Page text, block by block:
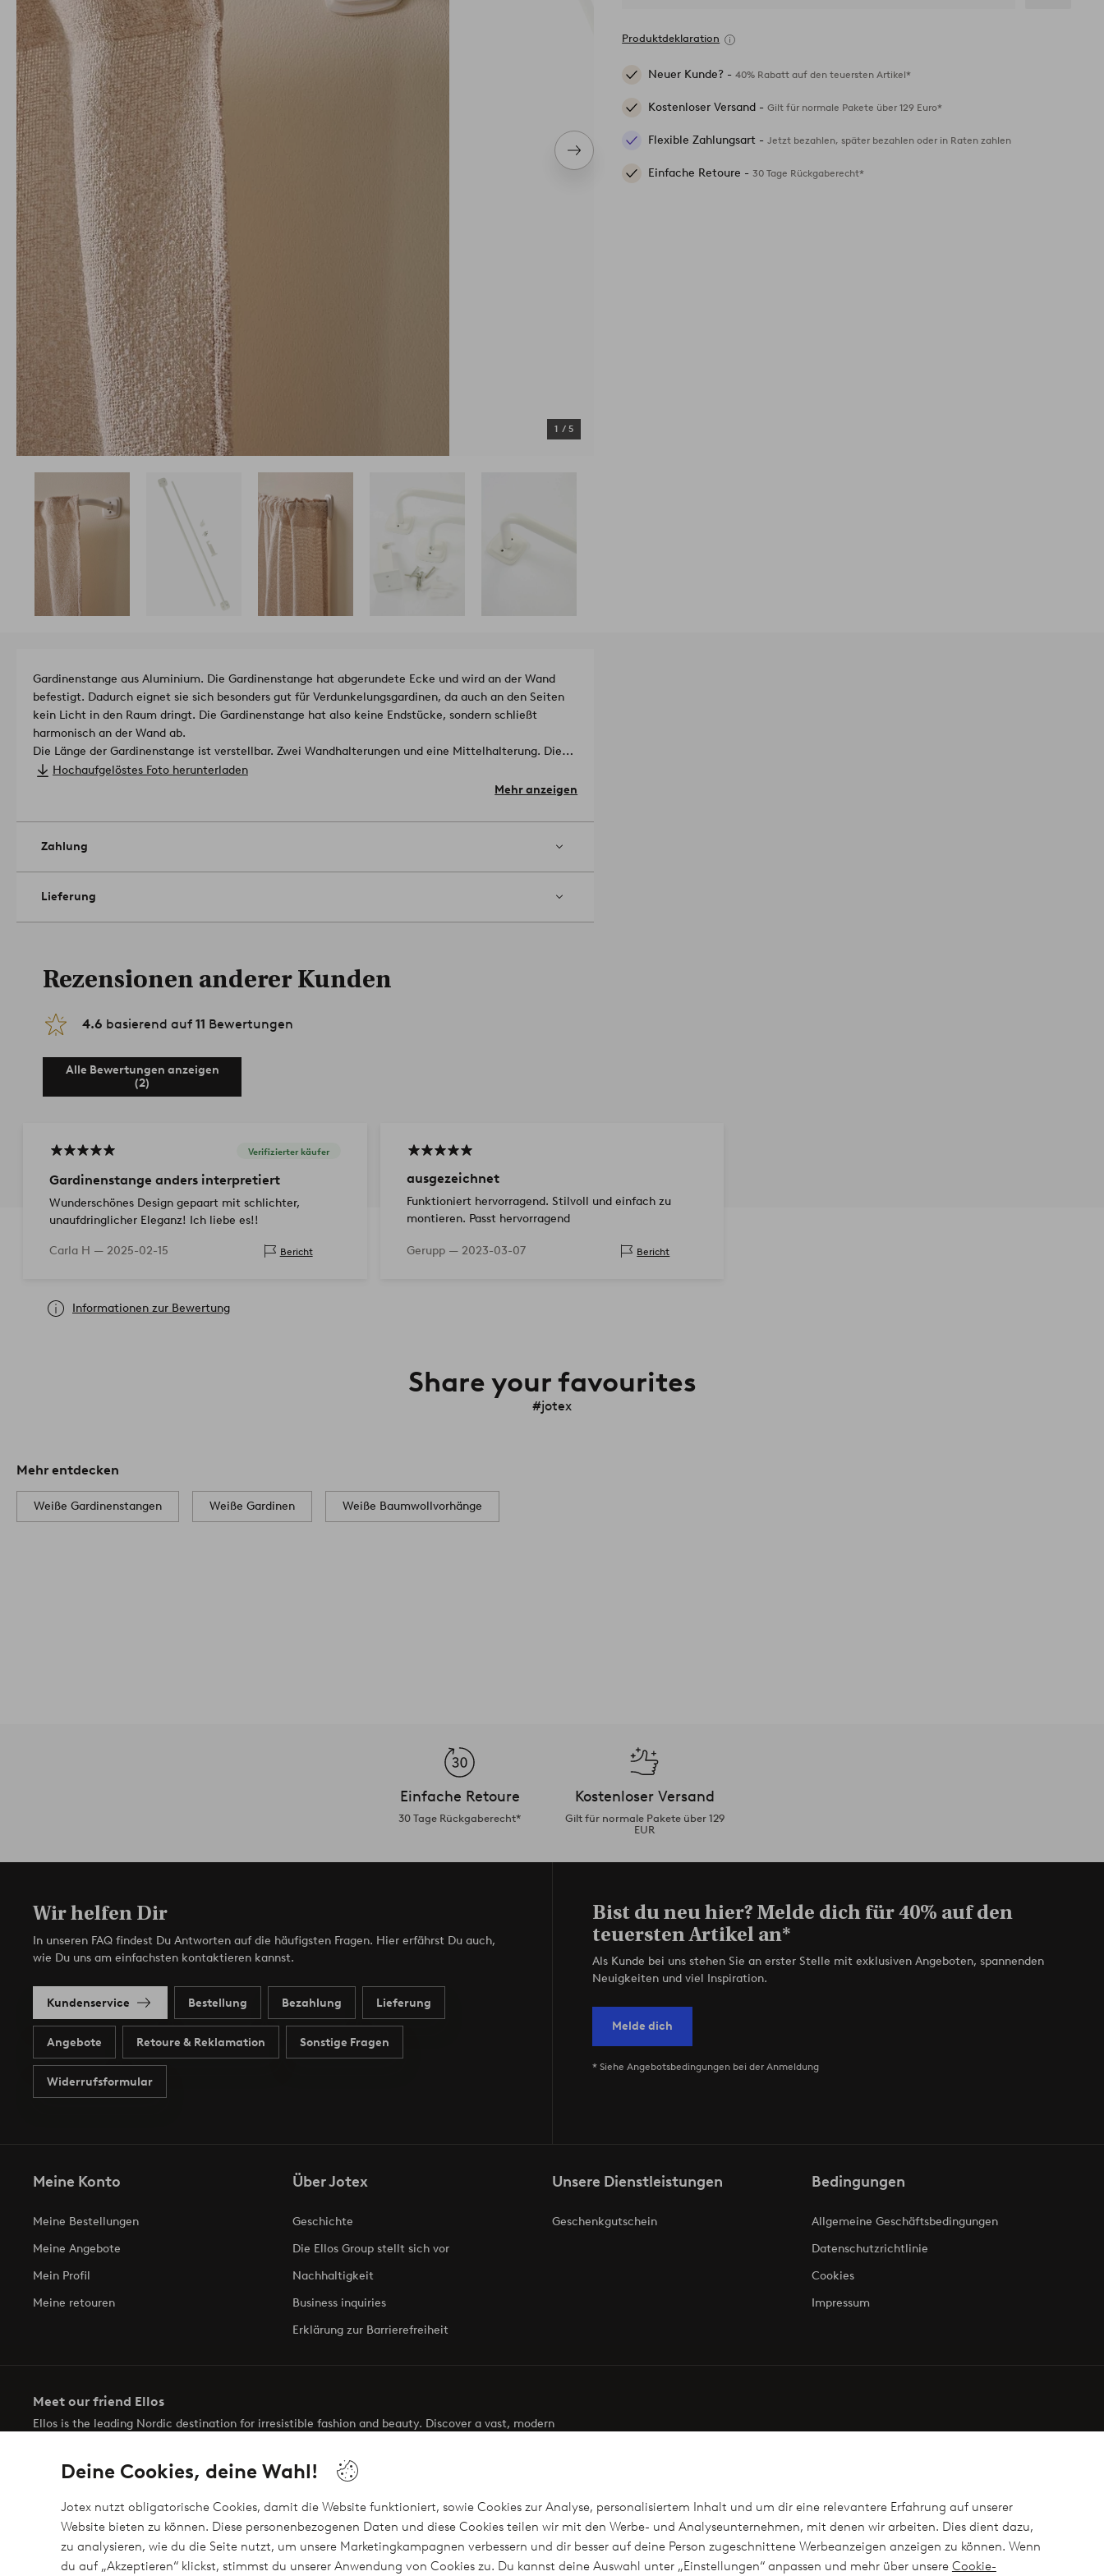
Deine Cookies, deine Wahl!
Jotex nutzt obligatorische Cookies, damit die Website funktioniert, sowie Cookies zur Analyse, personalisiertem Inhalt und um dir eine relevantere Erfahrung auf unserer
Website bieten zu können. Diese personenbezogenen Daten und diese Cookies teilen wir mit den Werbe- und Analyseunternehmen, mit denen wir arbeiten. Dies dient dazu,
zu analysieren, wie du die Seite nutzt, um unsere Marketingkampagnen verbessern und dir besser auf deine Person zugeschnittene Werbeanzeigen anzeigen zu können. Wenn
du auf „Akzeptieren“ klickst, stimmst du unserer Anwendung von Cookies zu. Du kannst deine Auswahl unter „Einstellungen“ anpassen und mehr über unsere Cookie-
Nächstes
Produkt
1 / 5
Produktdeklaration
Neuer Kunde? -40% Rabatt auf den teuersten Artikel*
Kostenloser Versand -Gilt für normale Pakete über 129 Euro*
Flexible Zahlungsart -Jetzt bezahlen, später bezahlen oder in Raten zahlen
Einfache Retoure -30 Tage Rückgaberecht*
Gardinenstange aus Aluminium. Die Gardinenstange hat abgerundete Ecke und wird an der Wand
befestigt. Dadurch eignet sie sich besonders gut für Verdunkelungsgardinen, da auch an den Seiten
kein Licht in den Raum dringt. Die Gardinenstange hat also keine Endstücke, sondern schließt
harmonisch an der Wand ab.
Die Länge der Gardinenstange ist verstellbar. Zwei Wandhalterungen und eine Mittelhalterung. Die
Mittelhalterung ist zur Stabilisierung der Gardinenstange erforderlich. Die Mittelhalterung ist aus
Belastbarkeit: 9 kg. Sie ist jedoch erster Linie abhängig von der Tragfähigkeit der Wand und von den
zur Montage verwendeten Schrauben.
Hochaufgelöstes Foto herunterladen
Mehr anzeigen
Zahlung
Lieferung
Rezensionen anderer Kunden
4.6 basierend auf 11 Bewertungen
Alle Bewertungen anzeigen
(2)
Verifizierter käufer
Gardinenstange anders interpretiert
Wunderschönes Design gepaart mit schlichter,
unaufdringlicher Eleganz! Ich liebe es!!
Carla H — 2025-02-15 Bericht
ausgezeichnet
Funktioniert hervorragend. Stilvoll und einfach zu
montieren. Passt hervorragend
Gerupp — 2023-03-07 Bericht
Informationen zur Bewertung
Share your favourites
#jotex
Mehr entdecken
Weiße Gardinenstangen Weiße Gardinen Weiße Baumwollvorhänge
Einfache Retoure
30 Tage Rückgaberecht*
Kostenloser Versand
Gilt für normale Pakete über 129
EUR
Wir helfen Dir
In unseren FAQ findest Du Antworten auf die häufigsten Fragen. Hier erfährst Du auch,
wie Du uns am einfachsten kontaktieren kannst.
Kundenservice Bestellung Bezahlung Lieferung
Angebote Retoure & Reklamation Sonstige Fragen
Widerrufsformular
Bist du neu hier? Melde dich für 40% auf den
teuersten Artikel an*
Als Kunde bei uns stehen Sie an erster Stelle mit exklusiven Angeboten, spannenden
Neuigkeiten und viel Inspiration.
Melde dich
* Siehe Angebotsbedingungen bei der Anmeldung
Meine Konto
Meine Bestellungen
Meine Angebote
Mein Profil
Meine retouren
Über Jotex
Geschichte
Die Ellos Group stellt sich vor
Nachhaltigkeit
Business inquiries
Erklärung zur Barrierefreiheit
Unsere Dienstleistungen
Geschenkgutschein
Bedingungen
Allgemeine Geschäftsbedingungen
Datenschutzrichtlinie
Cookies
Impressum
Meet our friend Ellos
Ellos is the leading Nordic destination for irresistible fashion and beauty. Discover a vast, modern
Sichere Zahlungen - Jetzt bezahlen oder aufteilen